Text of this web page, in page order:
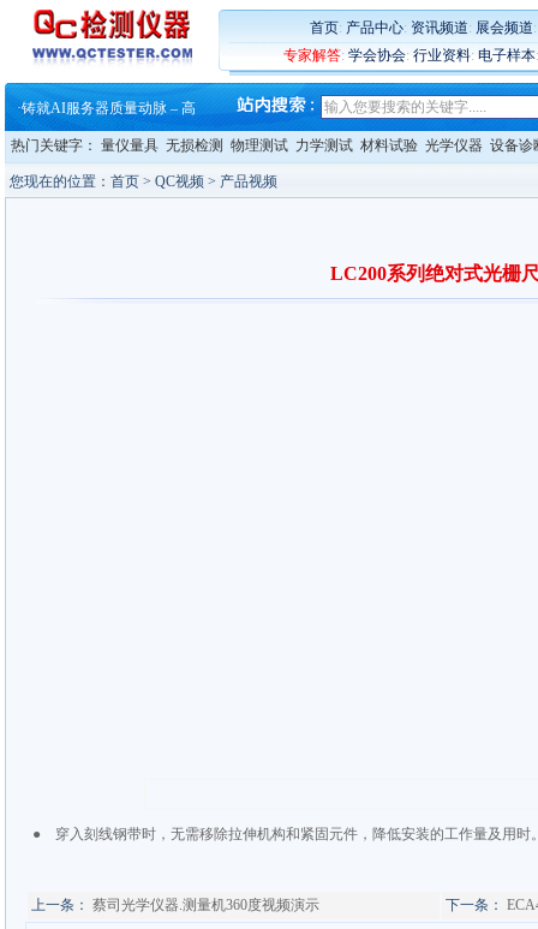
首页: 产品中心: 资讯频道: 展会频道
专家解答: 学会协会: 行业资料: 电子样本
ZEISS BOSELLO ADR 让内部缺
蔡司和亿纬锂能达成战略合作
大牌云集 买家升级 ——26
·蔡司软件 | 高效变形分析能
·铸就AI服务器质量动脉 – 高
·铸就AI服务器质量动脉 – 高
·ZEISS BOSELLO ADR 让内部缺
·蔡司和亿纬锂能达成战略合作
·大牌云集 买家升级 ——26
热门关键字： 量仪量具 无损检测 物理测试 力学测试 材料试验 光学仪器 设备诊
您现在的位置： 首页 > QC视频 > 产品视频
LC200系列绝对式光栅
● 穿入刻线钢带时，无需移除拉伸机构和紧固元件，降低安装的工作量及用时
上一条： 蔡司光学仪器.测量机360度视频演示 下一条：